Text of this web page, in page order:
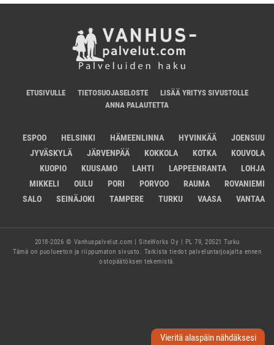
Vieritä alaspäin nähdäksesi
ETUSIVULLE TIETOSUOJASELOSTE
LISÄÄ YRITYS SIVUSTOLLE
ANNA PALAUTETTA
ESPOO HELSINKI HÄMEENLINNA HYVINKÄÄ
JOENSUU
JYVÄSKYLÄ
JÄRVENPÄÄ KOKKOLA KOTKA
KOUVOLA
KUOPIO
KUUSAMO LAHTI LAPPEENRANTA
LOHJA
MIKKELI
OULU PORI PORVOO RAUMA
ROVANIEMI
SALO
SEINÄJOKI TAMPERE TURKU VAASA VANTAA
2018-2026 © Vanhuspalvelut.com | SiteWorks Oy | PL 79, 20521 Turku
Tämä on puolueeton ja riippumaton sivusto. Tarkista tiedot palveluntarjoajalta ennen
ostopäätöksen tekemistä.